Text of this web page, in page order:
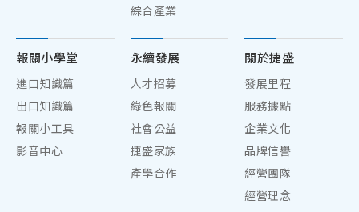
綜合產業
報關小學堂
進口知識篇
出口知識篇
報關小工具
影音中心
永續發展
人才招募
綠色報關
社會公益
捷盛家族
產學合作
關於捷盛
發展里程
服務據點
企業文化
品牌信譽
經營團隊
經營理念